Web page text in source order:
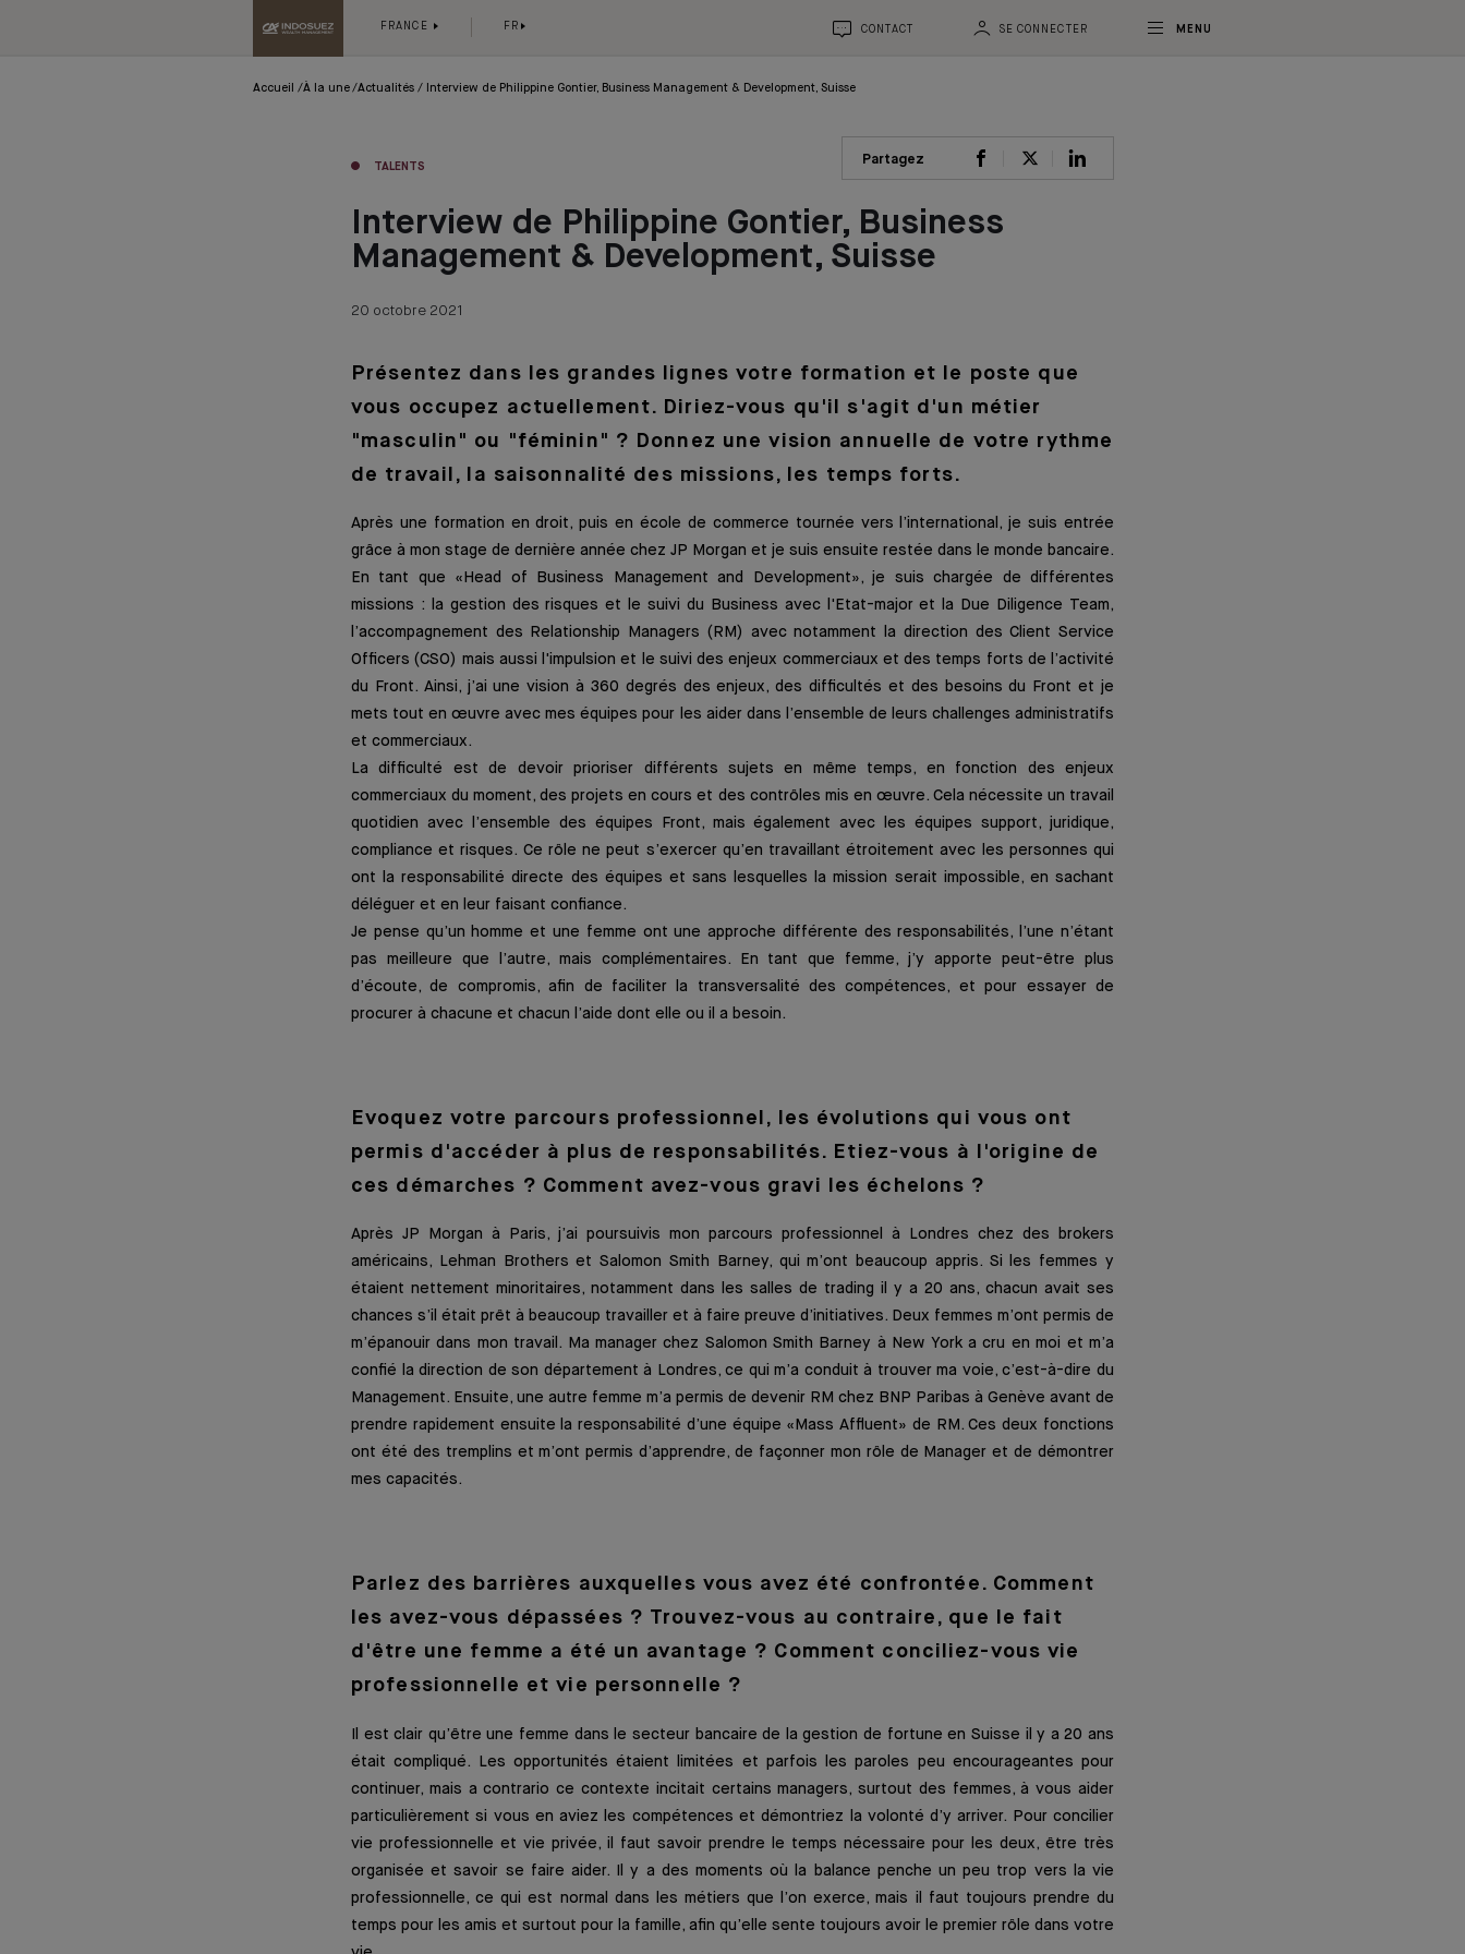
FRANCE FR CONTACT SE CONNECTER MENU
Accueil À la une Actualités Interview de Philippine Gontier, Business Management & Development, Suisse
TALENTS Partagez
Interview de Philippine Gontier, Business
Management & Development, Suisse
20 octobre 2021
Présentez dans les grandes lignes votre formation et le poste que
vous occupez actuellement. Diriez-vous qu'il s'agit d'un métier
"masculin" ou "féminin" ? Donnez une vision annuelle de votre rythme
de travail, la saisonnalité des missions, les temps forts.
Après une formation en droit, puis en école de commerce tournée vers l’international, je suis entrée
grâce à mon stage de dernière année chez JP Morgan et je suis ensuite restée dans le monde bancaire.
En tant que «Head of Business Management and Development», je suis chargée de différentes
missions : la gestion des risques et le suivi du Business avec l'Etat-major et la Due Diligence Team,
l’accompagnement des Relationship Managers (RM) avec notamment la direction des Client Service
Officers (CSO) mais aussi l'impulsion et le suivi des enjeux commerciaux et des temps forts de l’activité
du Front. Ainsi, j’ai une vision à 360 degrés des enjeux, des difficultés et des besoins du Front et je
mets tout en œuvre avec mes équipes pour les aider dans l’ensemble de leurs challenges administratifs
et commerciaux.
La difficulté est de devoir prioriser différents sujets en même temps, en fonction des enjeux
commerciaux du moment, des projets en cours et des contrôles mis en œuvre. Cela nécessite un travail
quotidien avec l’ensemble des équipes Front, mais également avec les équipes support, juridique,
compliance et risques. Ce rôle ne peut s’exercer qu’en travaillant étroitement avec les personnes qui
ont la responsabilité directe des équipes et sans lesquelles la mission serait impossible, en sachant
déléguer et en leur faisant confiance.
Je pense qu’un homme et une femme ont une approche différente des responsabilités, l’une n’étant
pas meilleure que l’autre, mais complémentaires. En tant que femme, j’y apporte peut-être plus
d’écoute, de compromis, afin de faciliter la transversalité des compétences, et pour essayer de
procurer à chacune et chacun l’aide dont elle ou il a besoin.
Evoquez votre parcours professionnel, les évolutions qui vous ont
permis d'accéder à plus de responsabilités. Etiez-vous à l'origine de
ces démarches ? Comment avez-vous gravi les échelons ?
Après JP Morgan à Paris, j’ai poursuivis mon parcours professionnel à Londres chez des brokers
américains, Lehman Brothers et Salomon Smith Barney, qui m’ont beaucoup appris. Si les femmes y
étaient nettement minoritaires, notamment dans les salles de trading il y a 20 ans, chacun avait ses
chances s’il était prêt à beaucoup travailler et à faire preuve d’initiatives. Deux femmes m’ont permis de
m’épanouir dans mon travail. Ma manager chez Salomon Smith Barney à New York a cru en moi et m’a
confié la direction de son département à Londres, ce qui m’a conduit à trouver ma voie, c’est-à-dire du
Management. Ensuite, une autre femme m’a permis de devenir RM chez BNP Paribas à Genève avant de
prendre rapidement ensuite la responsabilité d’une équipe «Mass Affluent» de RM. Ces deux fonctions
ont été des tremplins et m’ont permis d’apprendre, de façonner mon rôle de Manager et de démontrer
mes capacités.
Parlez des barrières auxquelles vous avez été confrontée. Comment
les avez-vous dépassées ? Trouvez-vous au contraire, que le fait
d'être une femme a été un avantage ? Comment conciliez-vous vie
professionnelle et vie personnelle ?
Il est clair qu’être une femme dans le secteur bancaire de la gestion de fortune en Suisse il y a 20 ans
était compliqué. Les opportunités étaient limitées et parfois les paroles peu encourageantes pour
continuer, mais a contrario ce contexte incitait certains managers, surtout des femmes, à vous aider
particulièrement si vous en aviez les compétences et démontriez la volonté d’y arriver. Pour concilier
vie professionnelle et vie privée, il faut savoir prendre le temps nécessaire pour les deux, être très
organisée et savoir se faire aider. Il y a des moments où la balance penche un peu trop vers la vie
professionnelle, ce qui est normal dans les métiers que l’on exerce, mais il faut toujours prendre du
temps pour les amis et surtout pour la famille, afin qu’elle sente toujours avoir le premier rôle dans votre